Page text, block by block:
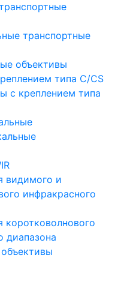
транспортные
объективы
типа C/CS
с креплением типа
видимого и
инфракрасного
коротковолнового
диапазона